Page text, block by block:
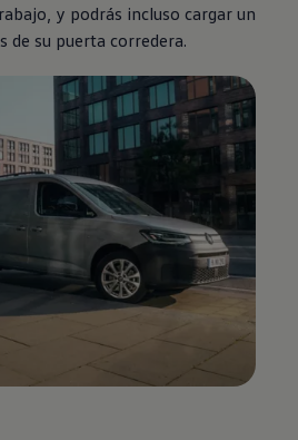
y podrás incluso cargar un
de su puerta corredera.